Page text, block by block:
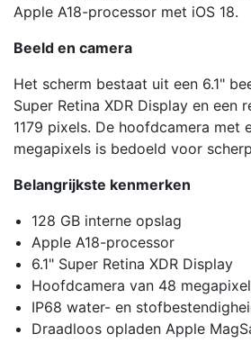
Apple A18-processor met iOS 18.
Beeld en camera
Het scherm bestaat uit een 6.1"
Super Retina XDR Display en een
1179 pixels. De hoofdcamera met
megapixels is bedoeld voor
Belangrijkste kenmerken
128 GB interne opslag
Apple A18-processor
6.1" Super Retina XDR Display
Hoofdcamera van 48
IP68 water- en
Draadloos opladen Apple